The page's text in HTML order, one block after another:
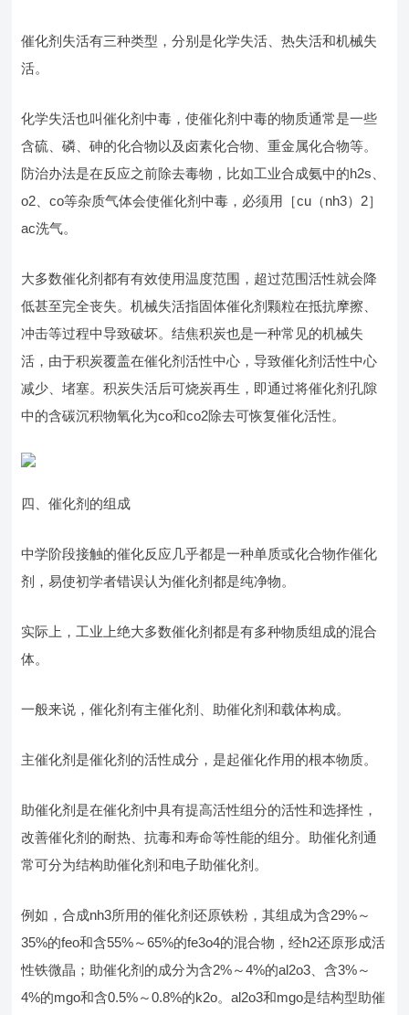
催化剂失活有三种类型，分别是化学失活、热失活和机械失
活。
化学失活也叫催化剂中毒，使催化剂中毒的物质通常是一些
含硫、磷、砷的化合物以及卤素化合物、重金属化合物等。
防治办法是在反应之前除去毒物，比如工业合成氨中的h2s、
o2、co等杂质气体会使催化剂中毒，必须用［cu（nh3）2］
ac洗气。
大多数催化剂都有有效使用温度范围，超过范围活性就会降
低甚至完全丧失。机械失活指固体催化剂颗粒在抵抗摩擦、
冲击等过程中导致破坏。结焦积炭也是一种常见的机械失
活，由于积炭覆盖在催化剂活性中心，导致催化剂活性中心
减少、堵塞。积炭失活后可烧炭再生，即通过将催化剂孔隙
中的含碳沉积物氧化为co和co2除去可恢复催化活性。
四、催化剂的组成
中学阶段接触的催化反应几乎都是一种单质或化合物作催化
剂，易使初学者错误认为催化剂都是纯净物。
实际上，工业上绝大多数催化剂都是有多种物质组成的混合
体。
一般来说，催化剂有主催化剂、助催化剂和载体构成。
主催化剂是催化剂的活性成分，是起催化作用的根本物质。
助催化剂是在催化剂中具有提高活性组分的活性和选择性，
改善催化剂的耐热、抗毒和寿命等性能的组分。助催化剂通
常可分为结构助催化剂和电子助催化剂。
例如，合成nh3所用的催化剂还原铁粉，其组成为含29%～
35%的feo和含55%～65%的fe3o4的混合物，经h2还原形成活
性铁微晶；助催化剂的成分为含2%～4%的al2o3、含3%～
4%的mgo和含0.5%～0.8%的k2o。al2o3和mgo是结构型助催